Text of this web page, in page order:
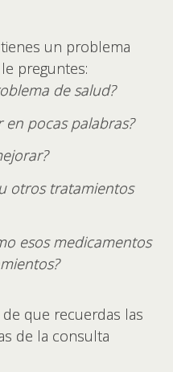
un problema
preguntes:
de salud?
pocas palabras?
otros tratamientos
esos medicamentos
que recuerdas las
de la consulta